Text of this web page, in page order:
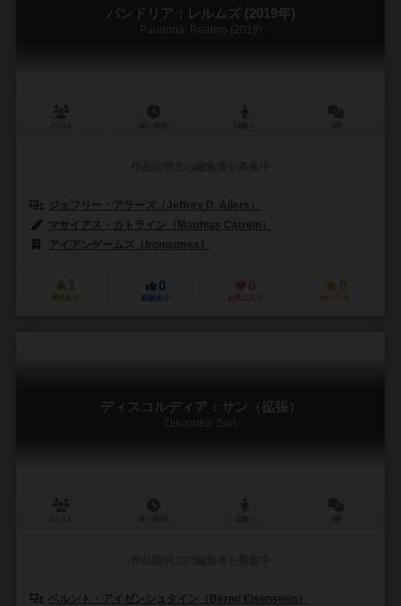
パンドリア：レルムズ (2019年)
Pandoria: Realms (2019)
ジェフリー・アラーズ（Jeffrey D. Allers）
マサイアス・カトライン（Matthias Catrein）
アイアンゲームズ（Irongames）
1
興味あり
0
経験あり
0
お気に入り
0
持ってる
ディスコルディア：サン（拡張）
Discordia: Sun
ベルント・アイゼンシュタイン（Bernd Eisenstein）